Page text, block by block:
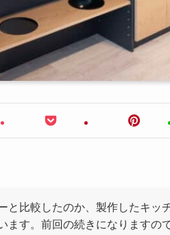
と比較したのか、製作したキッ
ます。前回の続きになりますの